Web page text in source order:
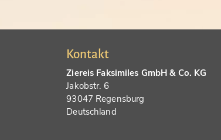
Kontakt
Ziereis Faksimiles GmbH & Co. KG
Jakobstr. 6
93047 Regensburg
Deutschland